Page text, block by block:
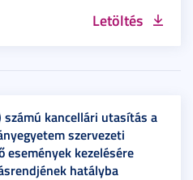
Letöltés
kancellári utasítás a
szervezeti
kezelésére
hatályba